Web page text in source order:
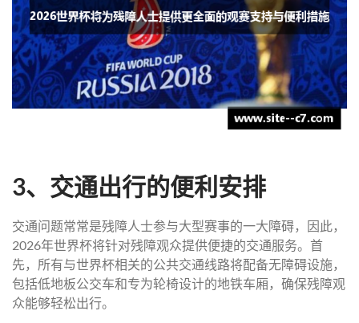
3、交通出行的便利安排
交通问题常常是残障人士参与大型赛事的一大障碍，因此，
2026年世界杯将针对残障观众提供便捷的交通服务。首
先，所有与世界杯相关的公共交通线路将配备无障碍设施，
包括低地板公交车和专为轮椅设计的地铁车厢，确保残障观
众能够轻松出行。